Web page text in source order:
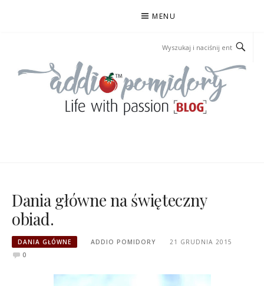
MENU
Dania główne na święteczny
obiad.
DANIA GŁÓWNE ADDIO POMIDORY
21 GRUDNIA 2015
0